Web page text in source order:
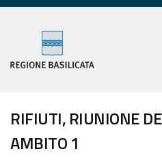
RIFIUTI, RIUNIONE
AMBITO 1